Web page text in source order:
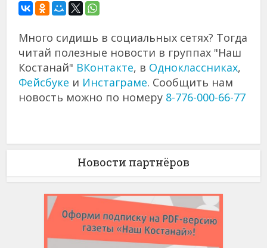
Много сидишь в социальных сетях? Тогда
читай полезные новости в группах "Наш
Костанай" ВКонтакте, в Одноклассниках,
Фейсбуке и Инстаграме. Сообщить нам
новость можно по номеру 8-776-000-66-77
Новости партнёров